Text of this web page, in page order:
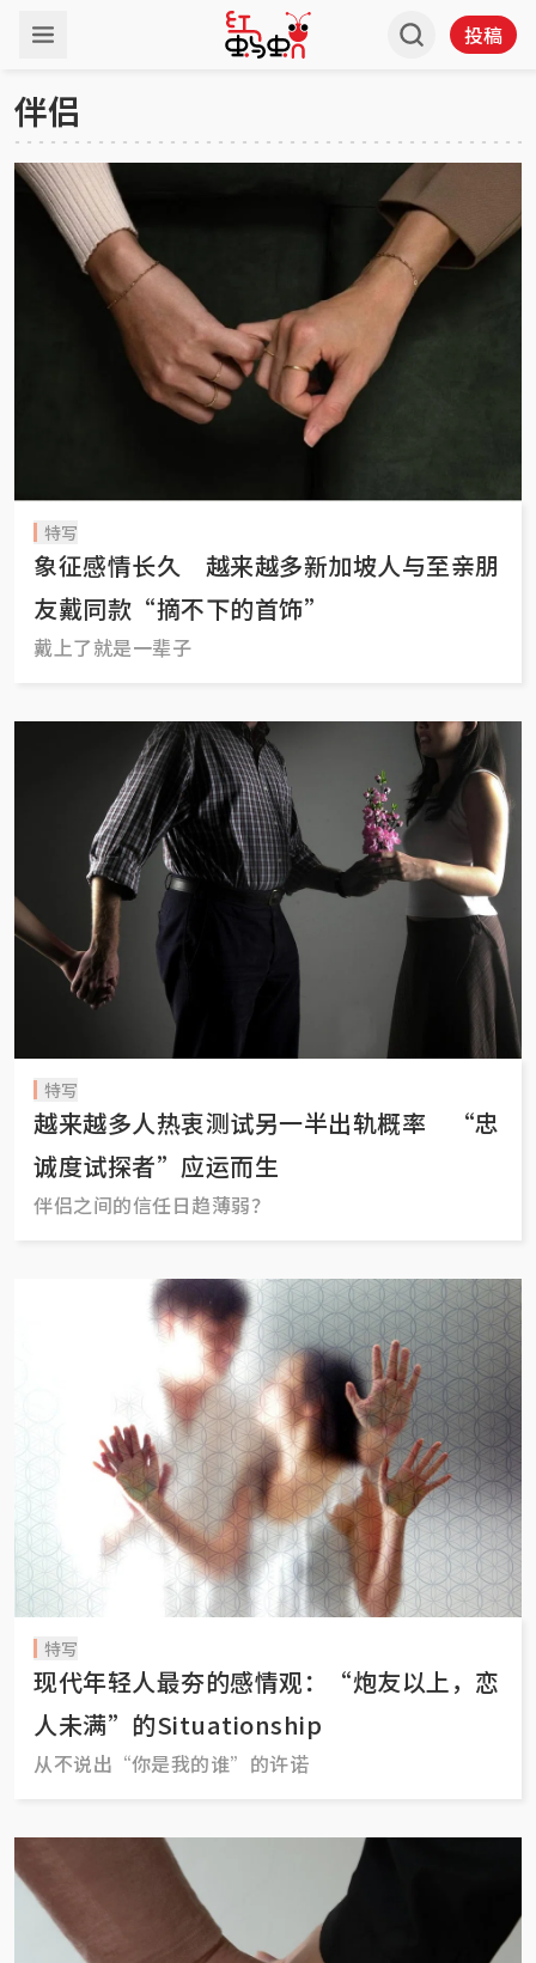
投稿
伴侣
特写
象征感情长久 越来越多新加坡人与至亲朋
友戴同款“摘不下的首饰”
戴上了就是一辈子
特写
越来越多人热衷测试另一半出轨概率 “忠
诚度试探者”应运而生
伴侣之间的信任日趋薄弱？
特写
现代年轻人最夯的感情观：“炮友以上，恋
人未满”的Situationship
从不说出“你是我的谁”的许诺